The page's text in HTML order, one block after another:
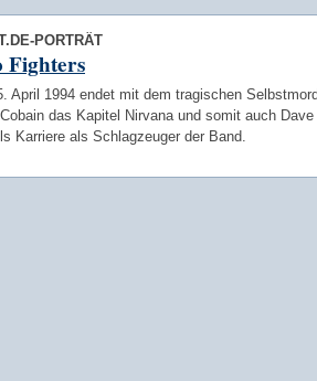
PORTRÄT
Fighters
April 1994 endet mit dem tragischen
das Kapitel Nirvana und somit auch Dave
Karriere als Schlagzeuger der Band.